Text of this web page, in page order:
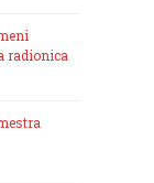
radionica